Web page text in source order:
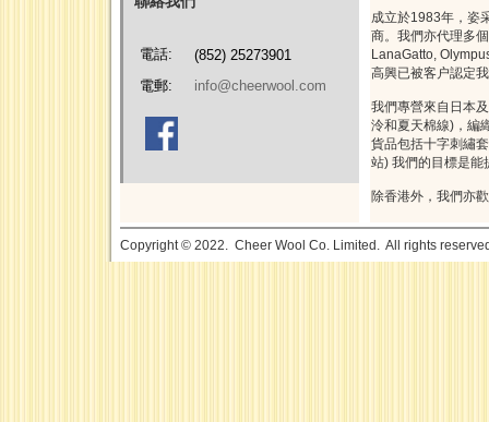
電話:
(852) 25273901
電郵:
info@cheerwool.com
成立於1983年，姿
商。我們亦代理多
LanaGatto,
高興已被客户認定
我們專營來自日本
泠和夏天棉線)，編
貨品包括十字刺繡
站) 我們的目標是能
除香港外，我們亦
Copyright © 2022. Cheer Wool Co. Limited. All rights